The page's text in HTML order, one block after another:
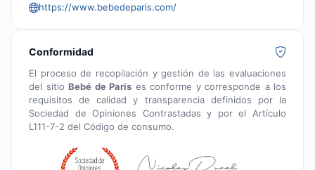
https://www.bebedeparis.com/
Conformidad
El proceso de recopilación y gestión de las evaluaciones
del sitio Bebé de Paris es conforme y corresponde a los
requisitos de calidad y transparencia definidos por la
Sociedad de Opiniones Contrastadas y por el Artículo
L111-7-2 del Código de consumo.